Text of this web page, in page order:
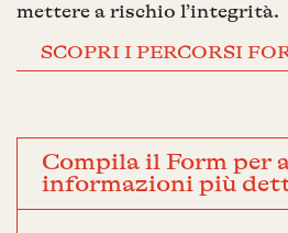
mettere a rischio l’integrità.
SCOPRI I PERCORSI
Compila il Form per
informazioni più